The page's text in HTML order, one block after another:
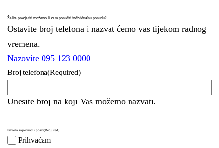
Želite provjeriti možemo li vam ponuditi individualnu ponudu?
Ostavite broj telefona i nazvat ćemo vas tijekom radnog
vremena.
Nazovite 095 123 0000
Broj telefona(Required)
Unesite broj na koji Vas možemo nazvati.
Privola za povratni poziv(Required)
Prihvaćam